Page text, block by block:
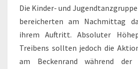
Die Kinder- und
bereicherten am Nachmittag
ihrem Auftritt. Absoluter
Treibens sollten jedoch die
am Beckenrand während der